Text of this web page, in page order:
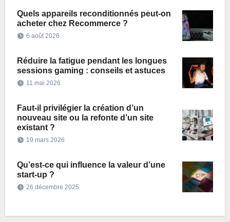
Quels appareils reconditionnés peut-on
acheter chez Recommerce ?
6 août 2026
Réduire la fatigue pendant les longues
sessions gaming : conseils et astuces
11 mai 2026
Faut-il privilégier la création d’un
nouveau site ou la refonte d’un site
existant ?
19 mars 2026
Qu’est-ce qui influence la valeur d’une
start-up ?
26 décembre 2025